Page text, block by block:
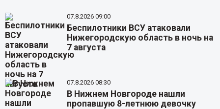
07.8.2026 09:00
Беспилотники ВСУ атаковали
Нижегородскую область в ночь на
7 августа
07.8.2026 08:30
В Нижнем Новгороде нашли
пропавшую 8-летнюю девочку